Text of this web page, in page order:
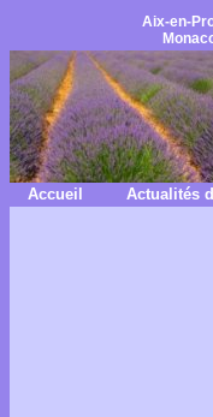
Aix-en-
Accueil Actualités